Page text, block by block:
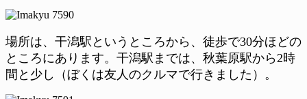
場所は、干潟駅というところから、徒歩で30分ほどの
ところにあります。干潟駅までは、秋葉原駅から2時
間と少し（ぼくは友人のクルマで行きました）。